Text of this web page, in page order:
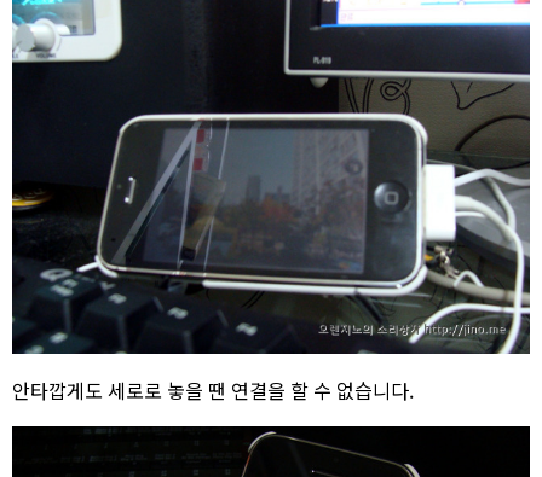
안타깝게도 세로로 놓을 땐 연결을 할 수 없습니다.